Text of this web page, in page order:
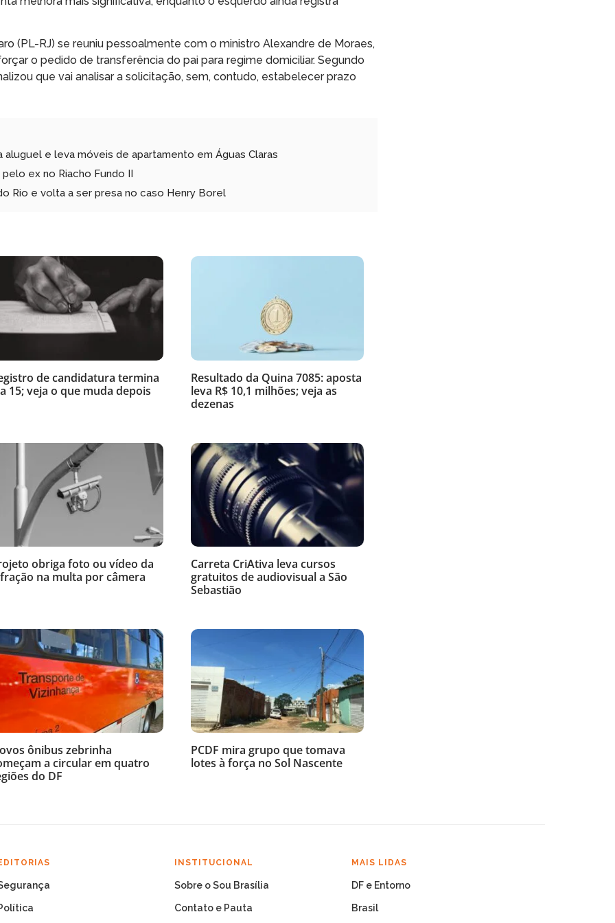
(PL-RJ) se reuniu pessoalmente com o ministro Alexandre de Moraes,
o pedido de transferência do pai para regime domiciliar. Segundo
que vai analisar a solicitação, sem, contudo, estabelecer prazo
e leva móveis de apartamento em Águas Claras
ex no Riacho Fundo II
Rio e volta a ser presa no caso Henry Borel
de candidatura termina
15; veja o que muda depois
Resultado da Quina 7085: aposta
leva R$ 10,1 milhões; veja as
dezenas
obriga foto ou vídeo da
na multa por câmera
Carreta CriAtiva leva cursos
gratuitos de audiovisual a São
Sebastião
ônibus zebrinha
a circular em quatro
do DF
PCDF mira grupo que tomava
lotes à força no Sol Nascente
INSTITUCIONAL
Sobre o Sou Brasília
Contato e Pauta
MAIS LIDAS
DF e Entorno
Brasil